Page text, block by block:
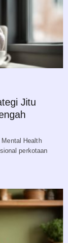
Jitu
Health
perkotaan